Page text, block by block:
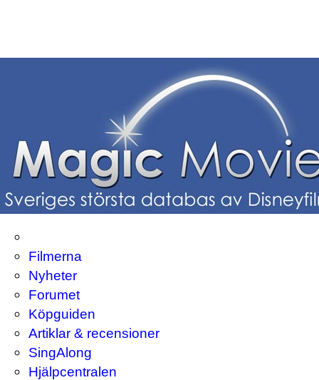
Filmerna
Nyheter
Forumet
Köpguiden
Artiklar & recensioner
SingAlong
Hjälpcentralen